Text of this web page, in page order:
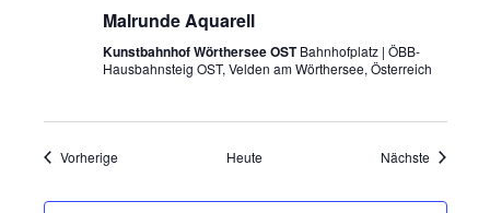
Malrunde Aquarell
Kunstbahnhof Wörthersee OSTBahnhofplatz | ÖBB-
Hausbahnsteig OST, Velden am Wörthersee, Österreich
VorherigeVeranstaltungen Heute Nächste